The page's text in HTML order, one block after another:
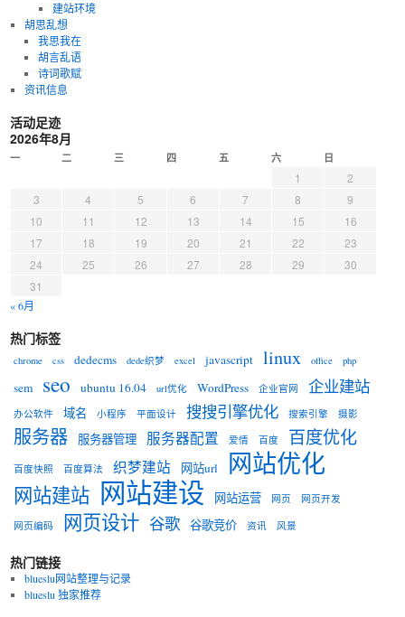
建站环境
胡思乱想
我思我在
胡言乱语
诗词歌赋
资讯信息
活动足迹
2026年8月
一 二 三 四 五 六 日
1
2
3
4 5 6 7 8
9
10
11 12 13 14 15
16
17
18 19 20 21 22
23
24
25 26 27 28 29
30
31
« 6月
热门标签
chrome css dedecms dede织梦 excel javascript linux office php
sem seo ubuntu 16.04 url优化 WordPress 企业官网 企业建站
办公软件 域名 小程序 平面设计 搜搜引擎优化 搜索引擎 摄影
服务器 服务器管理 服务器配置 爱情 百度 百度优化
百度快照 百度算法 织梦建站 网站url 网站优化
网站建站 网站建设 网站运营 网页 网页开发
网页编码 网页设计 谷歌 谷歌竞价 资讯 风景
热门链接
blueslu网站整理与记录
blueslu 独家推荐